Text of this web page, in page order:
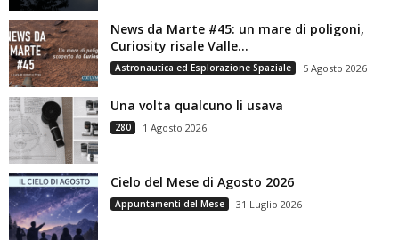
News da Marte #45: un mare di poligoni,
Curiosity risale Valle...
Astronautica ed Esplorazione Spaziale 5 Agosto 2026
Una volta qualcuno li usava
280 1 Agosto 2026
Cielo del Mese di Agosto 2026
Appuntamenti del Mese 31 Luglio 2026